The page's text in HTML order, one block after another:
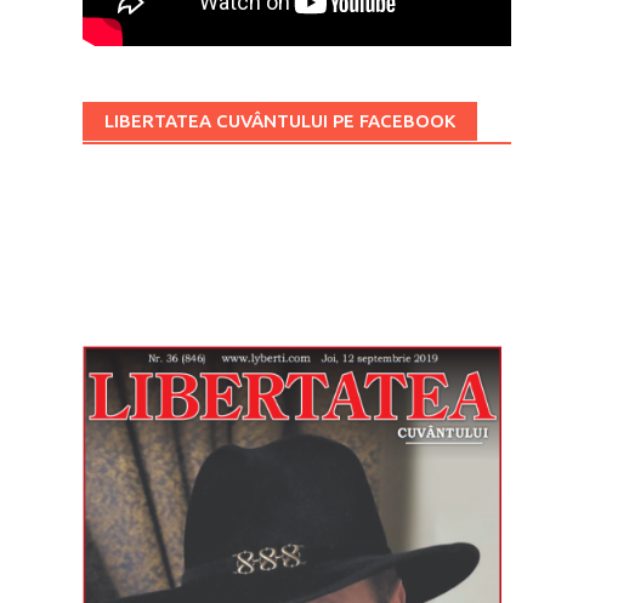
LIBERTATEA CUVÂNTULUI PE FACEBOOK